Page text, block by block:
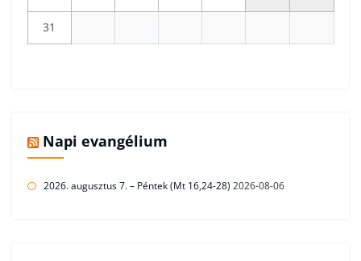
31
Napi evangélium
2026. augusztus 7. – Péntek (Mt 16,24-28) 2026-08-06